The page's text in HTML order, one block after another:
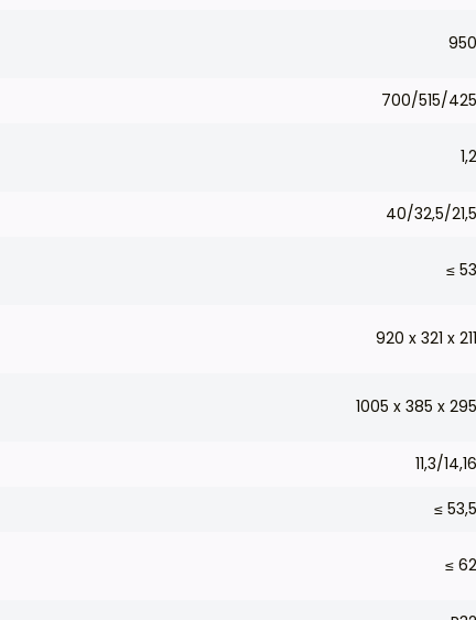
950
700/515/425
1,2
40/32,5/21,5
≤ 53
920 x 321 x 211
1005 x 385 x 295
11,3/14,16
≤ 53,5
≤ 62